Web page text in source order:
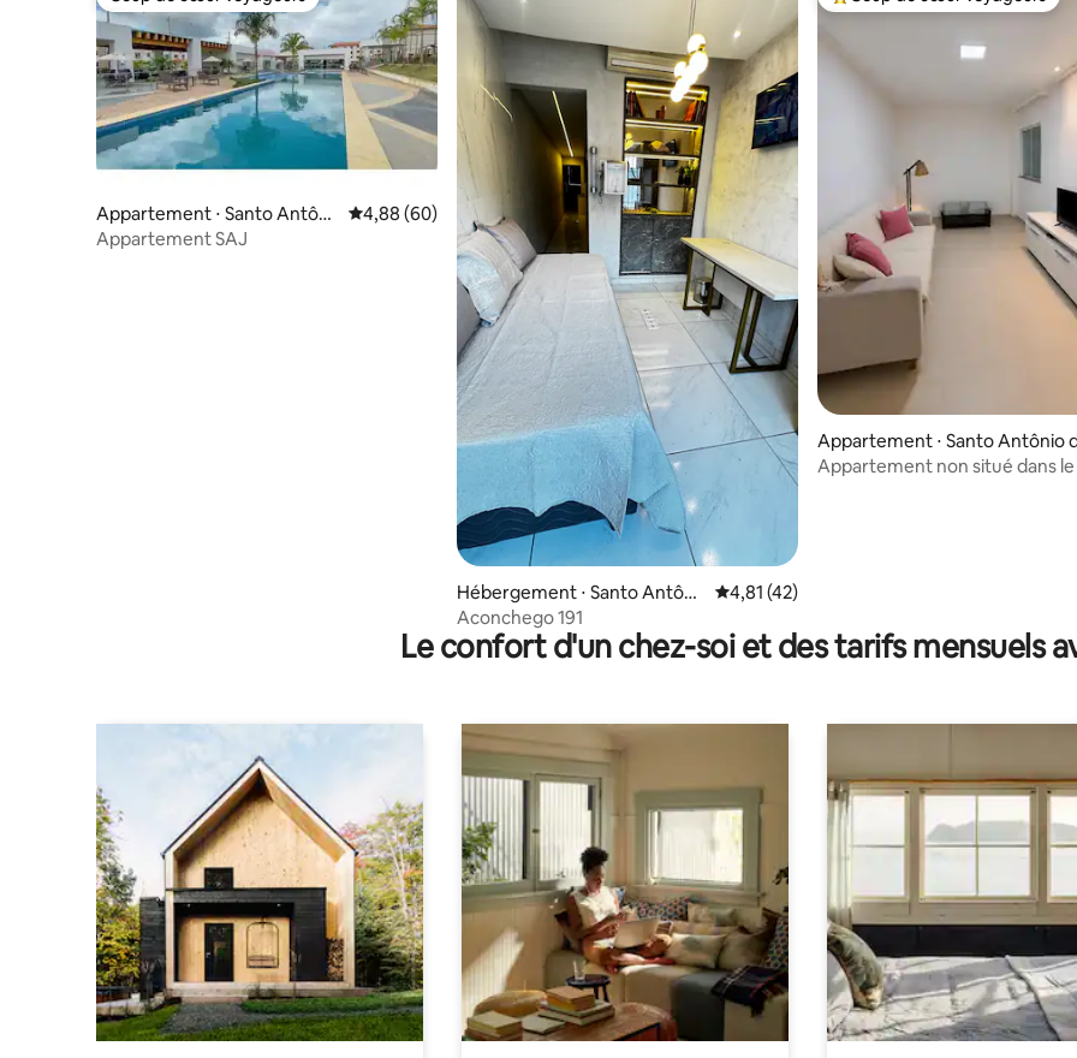
Coup de cœur voyageurs
Appartement ⋅ Santo Antôni
o de Jesus
Évaluation moyenne sur la base de 60 commentaires : 4,88 sur 5
4,88 (60)
Appartement SAJ
Hébergement ⋅ Santo Antôni
o de Jesus
Évaluation moyenne sur la base de 42
4,81 (42)
Aconchego 191
Coups de cœur voyageurs les
Appartement ⋅ Santo Antônio
Jesus
Appartement non situé dans
Le confort d'un chez-soi et des tarifs mensuels